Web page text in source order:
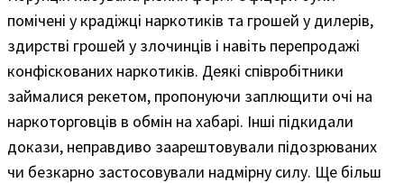
помічені у крадіжці наркотиків та грошей у дилерів,
здирстві грошей у злочинців і навіть перепродажі
конфіскованих наркотиків. Деякі співробітники
займалися рекетом, пропонуючи заплющити очі на
наркоторговців в обмін на хабарі. Інші підкидали
докази, неправдиво заарештовували підозрюваних
чи безкарно застосовували надмірну силу. Ще більш